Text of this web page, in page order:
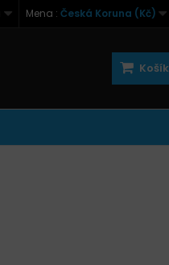
Mena : Česká Koruna (Kč)
Košík